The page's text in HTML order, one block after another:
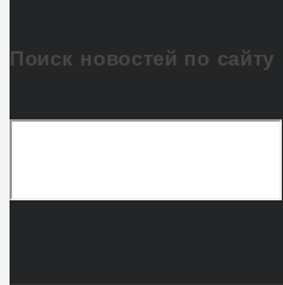
Поиск новостей по сайту